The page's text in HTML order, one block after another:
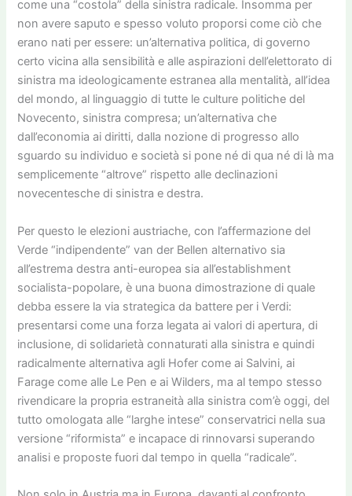
come una “costola” della sinistra radicale. Insomma per
non avere saputo e spesso voluto proporsi come ciò che
erano nati per essere: un’alternativa politica, di governo
certo vicina alla sensibilità e alle aspirazioni dell’elettorato di
sinistra ma ideologicamente estranea alla mentalità, all’idea
del mondo, al linguaggio di tutte le culture politiche del
Novecento, sinistra compresa; un’alternativa che
dall’economia ai diritti, dalla nozione di progresso allo
sguardo su individuo e società si pone né di qua né di là ma
semplicemente “altrove” rispetto alle declinazioni
novecentesche di sinistra e destra.
Per questo le elezioni austriache, con l’affermazione del
Verde “indipendente” van der Bellen alternativo sia
all’estrema destra anti-europea sia all’establishment
socialista-popolare, è una buona dimostrazione di quale
debba essere la via strategica da battere per i Verdi:
presentarsi come una forza legata ai valori di apertura, di
inclusione, di solidarietà connaturati alla sinistra e quindi
radicalmente alternativa agli Hofer come ai Salvini, ai
Farage come alle Le Pen e ai Wilders, ma al tempo stesso
rivendicare la propria estraneità alla sinistra com’è oggi, del
tutto omologata alle “larghe intese” conservatrici nella sua
versione “riformista” e incapace di rinnovarsi superando
analisi e proposte fuori dal tempo in quella “radicale”.